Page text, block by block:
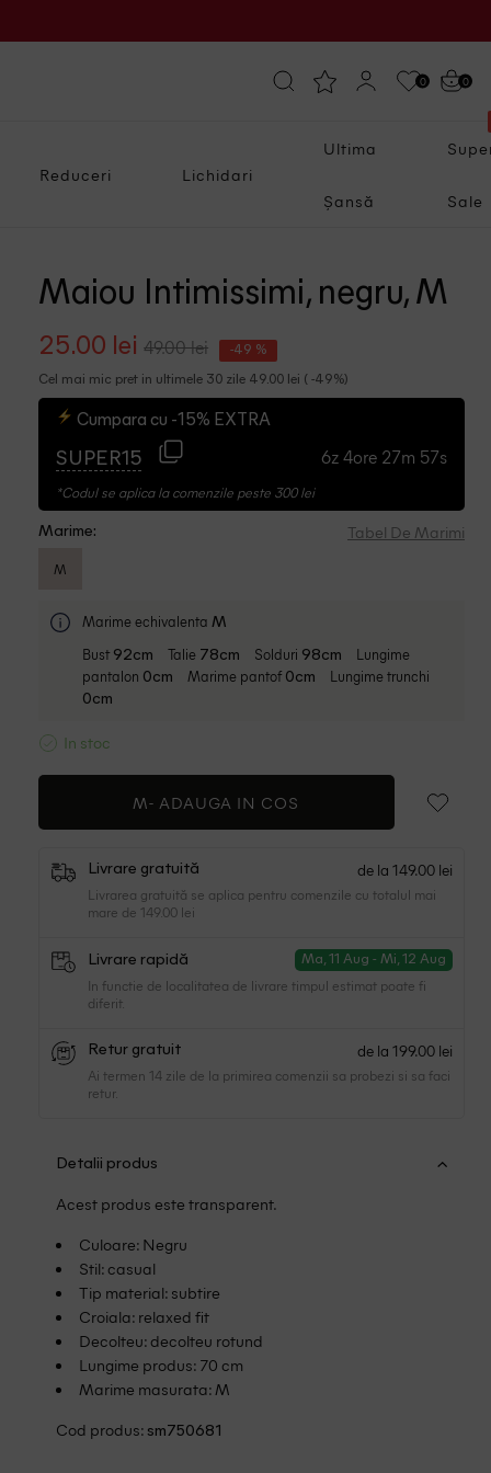
0 0
Reduceri Lichidari
Ultima
Șansă Sale
Maiou Intimissimi, negru, M
25.00 lei 49.00 lei -49 %
Cel mai mic pret in ultimele 30 zile 49.00 lei ( -49%)
Cumpara cu -15% EXTRA
SUPER15 6z 4ore 27m 56s
*Codul se aplica la comenzile peste 300 lei
Marime: Tabel De Marimi
M
Marime echivalenta M
Bust 92cm Talie 78cm Solduri 98cm
Lungime
pantalon 0cm Marime pantof 0cm Lungime trunchi
0cm
In stoc
M-ADAUGA IN COS
Livrare gratuită de la 149.00 lei
Livrarea gratuită se aplica pentru comenzile cu totalul mai
mare de 149.00 lei
Livrare rapidă Ma, 11 Aug - Mi, 12 Aug
In functie de localitatea de livrare timpul estimat poate fi
diferit.
Retur gratuit de la 199.00 lei
Ai termen 14 zile de la primirea comenzii sa probezi si sa faci
retur.
Detalii produs
Acest produs este transparent.
Culoare: Negru
Stil: casual
Tip material: subtire
Croiala: relaxed fit
Decolteu: decolteu rotund
Lungime produs: 70 cm
Marime masurata: M
Cod produs: sm750681